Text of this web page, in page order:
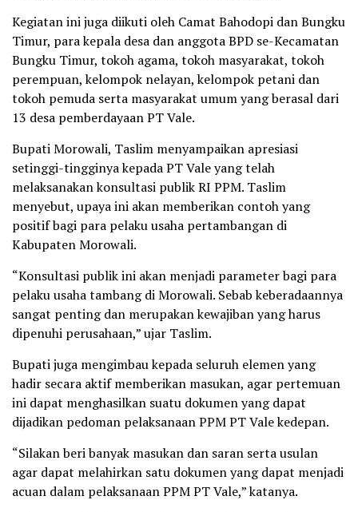
Kegiatan ini juga diikuti oleh Camat Bahodopi dan Bungku
Timur, para kepala desa dan anggota BPD se-Kecamatan
Bungku Timur, tokoh agama, tokoh masyarakat, tokoh
perempuan, kelompok nelayan, kelompok petani dan
tokoh pemuda serta masyarakat umum yang berasal dari
13 desa pemberdayaan PT Vale.
Bupati Morowali, Taslim menyampaikan apresiasi
setinggi-tingginya kepada PT Vale yang telah
melaksanakan konsultasi publik RI PPM. Taslim
menyebut, upaya ini akan memberikan contoh yang
positif bagi para pelaku usaha pertambangan di
Kabupaten Morowali.
“Konsultasi publik ini akan menjadi parameter bagi para
pelaku usaha tambang di Morowali. Sebab keberadaannya
sangat penting dan merupakan kewajiban yang harus
dipenuhi perusahaan,” ujar Taslim.
Bupati juga mengimbau kepada seluruh elemen yang
hadir secara aktif memberikan masukan, agar pertemuan
ini dapat menghasilkan suatu dokumen yang dapat
dijadikan pedoman pelaksanaan PPM PT Vale kedepan.
“Silakan beri banyak masukan dan saran serta usulan
agar dapat melahirkan satu dokumen yang dapat menjadi
acuan dalam pelaksanaan PPM PT Vale,” katanya.